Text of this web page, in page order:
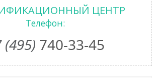
ЦЕНТР
Телефон:
(495) 740-33-45